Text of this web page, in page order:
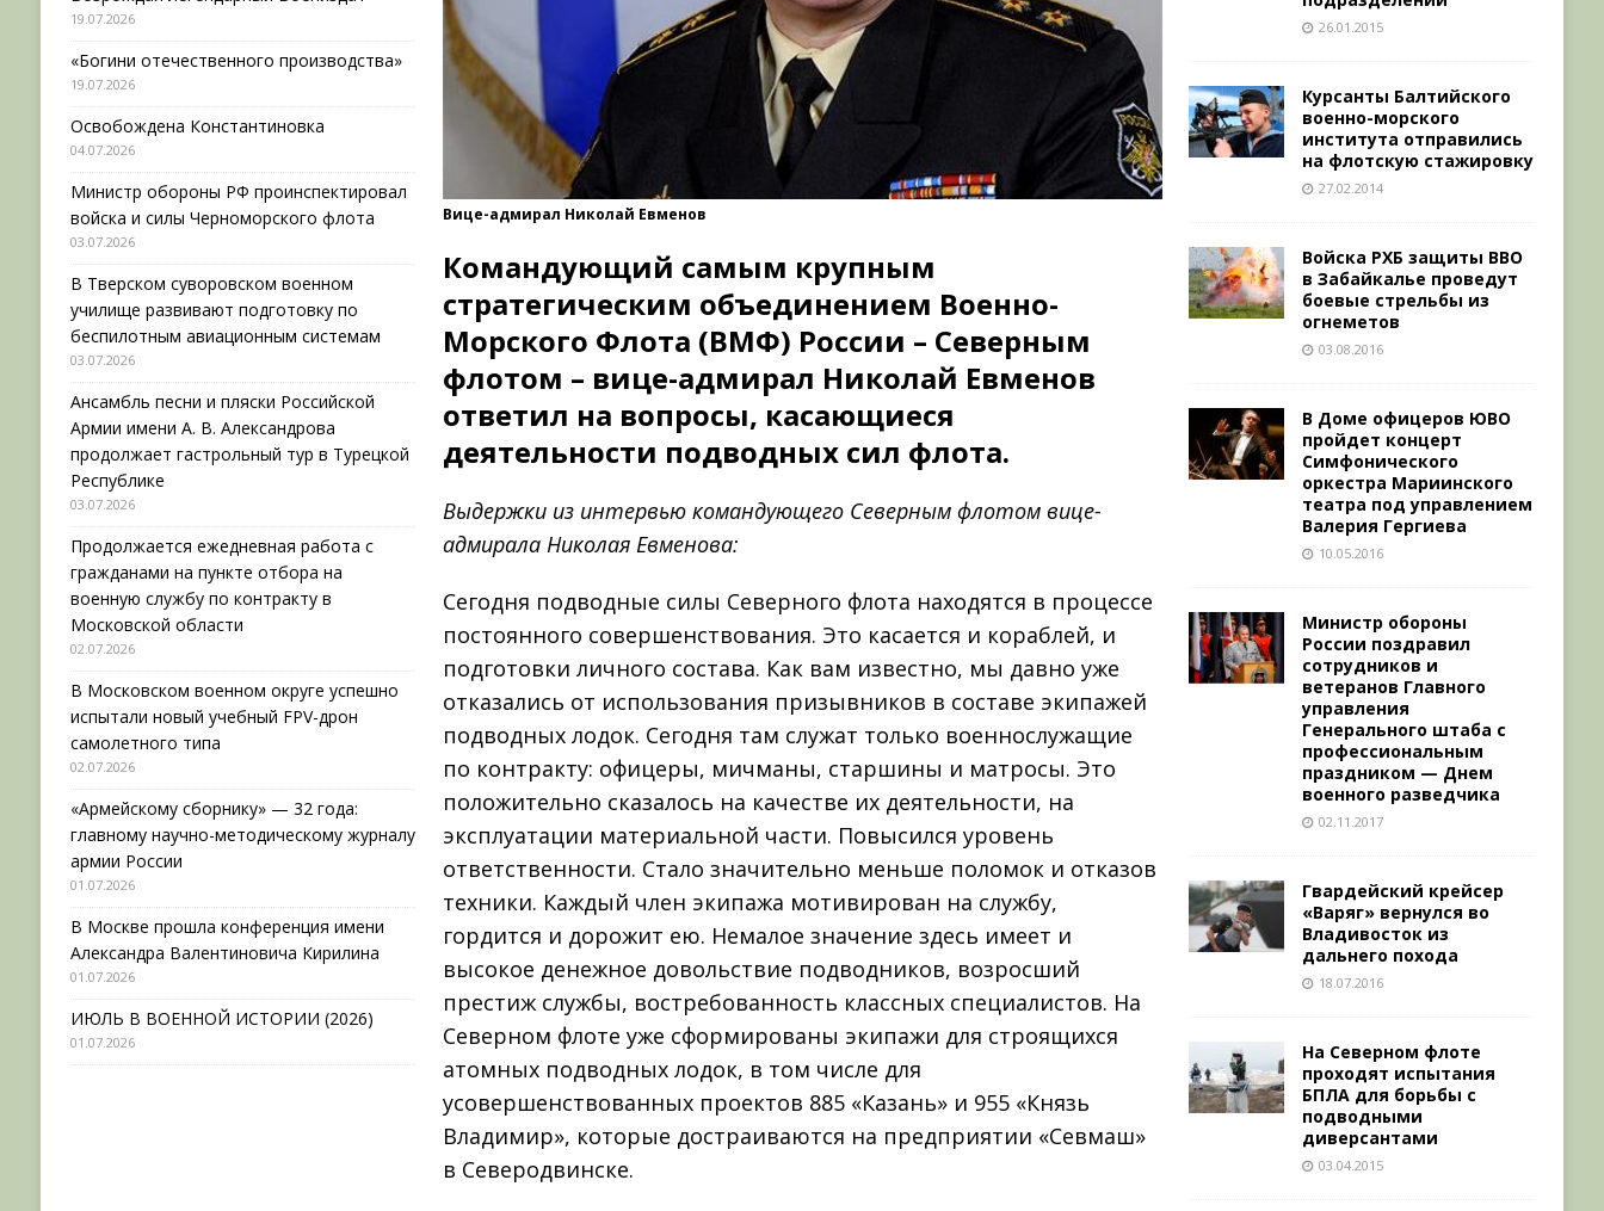
Вице-адмирал Николай Евменов
Командующий самым крупным
стратегическим объединением Военно-
Морского Флота (ВМФ) России – Северным
флотом – вице-адмирал Николай Евменов
ответил на вопросы, касающиеся
деятельности подводных сил флота.
Выдержки из интервью командующего Северным флотом вице-
адмирала Николая Евменова:
Сегодня подводные силы Северного флота находятся в процессе
постоянного совершенствования. Это касается и кораблей, и
подготовки личного состава. Как вам известно, мы давно уже
отказались от использования призывников в составе экипажей
подводных лодок. Сегодня там служат только военнослужащие
по контракту: офицеры, мичманы, старшины и матросы. Это
положительно сказалось на качестве их деятельности, на
эксплуатации материальной части. Повысился уровень
ответственности. Стало значительно меньше поломок и отказов
техники. Каждый член экипажа мотивирован на службу,
гордится и дорожит ею. Немалое значение здесь имеет и
высокое денежное довольствие подводников, возросший
престиж службы, востребованность классных специалистов. На
Северном флоте уже сформированы экипажи для строящихся
атомных подводных лодок, в том числе для
усовершенствованных проектов 885 «Казань» и 955 «Князь
Владимир», которые достраиваются на предприятии «Севмаш»
в Северодвинске.
19.07.2026
«Богини отечественного производства»
19.07.2026
Освобождена Константиновка
04.07.2026
Министр обороны РФ проинспектировал
войска и силы Черноморского флота
03.07.2026
В Тверском суворовском военном
училище развивают подготовку по
беспилотным авиационным системам
03.07.2026
Ансамбль песни и пляски Российской
Армии имени А. В. Александрова
продолжает гастрольный тур в Турецкой
Республике
03.07.2026
Продолжается ежедневная работа с
гражданами на пункте отбора на
военную службу по контракту в
Московской области
02.07.2026
В Московском военном округе успешно
испытали новый учебный FPV-дрон
самолетного типа
02.07.2026
«Армейскому сборнику» — 32 года:
главному научно-методическому журналу
армии России
01.07.2026
В Москве прошла конференция имени
Александра Валентиновича Кирилина
01.07.2026
ИЮЛЬ В ВОЕННОЙ ИСТОРИИ (2026)
01.07.2026
26.01.2015
Курсанты Балтийского
военно-морского
института отправились
на флотскую стажировку
27.02.2014
Войска РХБ защиты ВВО
в Забайкалье проведут
боевые стрельбы из
огнеметов
03.08.2016
В Доме офицеров ЮВО
пройдет концерт
Симфонического
оркестра Мариинского
театра под управлением
Валерия Гергиева
10.05.2016
Министр обороны
России поздравил
сотрудников и
ветеранов Главного
управления
Генерального штаба с
профессиональным
праздником — Днем
военного разведчика
02.11.2017
Гвардейский крейсер
«Варяг» вернулся во
Владивосток из
дальнего похода
18.07.2016
На Северном флоте
проходят испытания
БПЛА для борьбы с
подводными
диверсантами
03.04.2015